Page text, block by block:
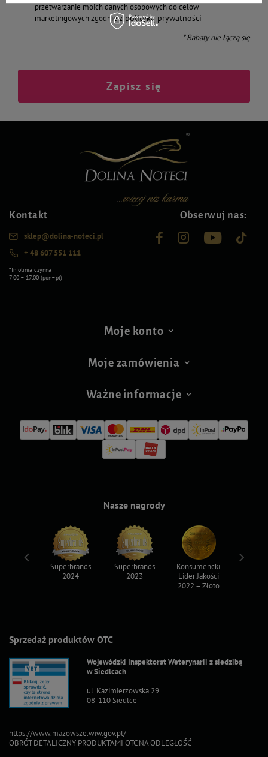
przetwarzanie moich danych osobowych do celów
marketingowych zgodnie z polityką prywatności
* Rabaty nie łączą się
Zapisz się
Kontakt
sklep@dolina-noteci.pl
+ 48 607 551 111
*Infolinia czynna
7:00 – 17:00 (pon–pt)
Obserwuj nas:
Moje konto
Moje zamówienia
Ważne informacje
Sprzedaż produktów OTC
Wojewódzki Inspektorat Weterynarii z siedzibą
w Siedlcach
ul. Kazimierzowska 29
08-110 Siedlce
https://www.mazowsze.wiw.gov.pl/
OBRÓT DETALICZNY PRODUKTAMI OTC NA ODLEGŁOŚĆ
Nasze nagrody
Superbrands
2024
Superbrands
2023
Konsumencki
Lider Jakości
2022 – Złoto